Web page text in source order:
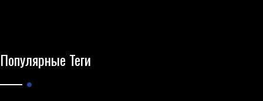
Популярные Теги